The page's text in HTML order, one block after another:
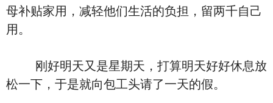
母补贴家用，减轻他们生活的负担，留两千自己
用。
刚好明天又是星期天，打算明天好好休息放
松一下，于是就向包工头请了一天的假。